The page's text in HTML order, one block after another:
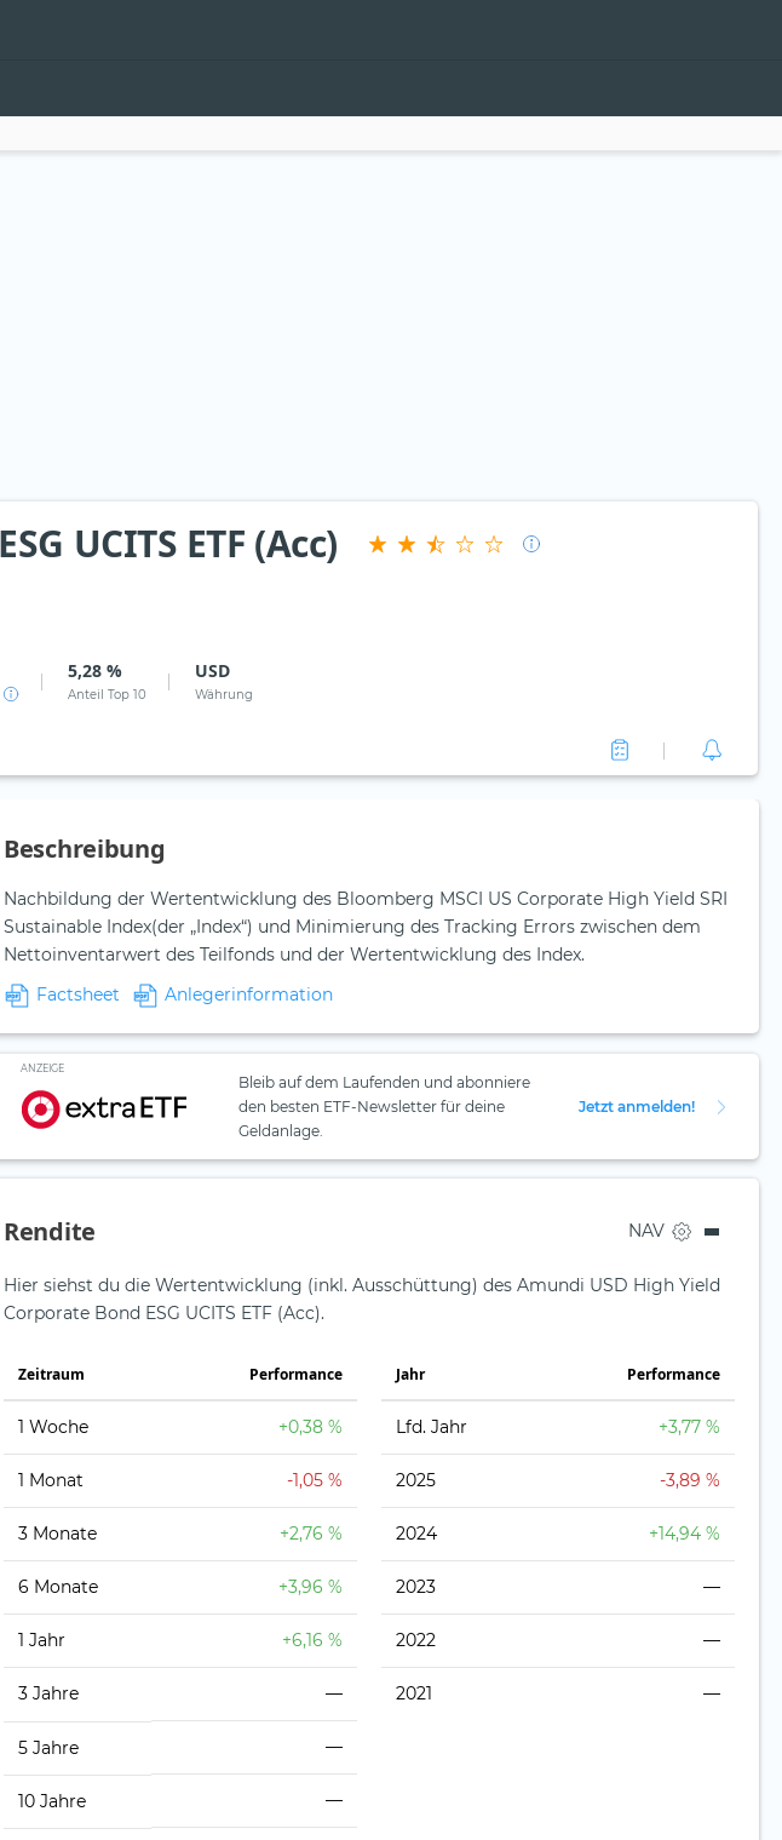
UCITS ETF (Acc)
5,28 %
Anteil Top 10
USD
Währung
Beschreibung
Nachbildung der Wertentwicklung des Bloomberg MSCI US Corporate High Yield SRI
Sustainable Index(der „Index“) und Minimierung des Tracking Errors zwischen dem
Nettoinventarwert des Teilfonds und der Wertentwicklung des Index.
Factsheet
Anlegerinformation
ANZEIGE
Bleib auf dem Laufenden und abonniere
den besten ETF-Newsletter für deine
Geldanlage.
Jetzt anmelden!
Rendite NAV
Hier siehst du die Wertentwicklung (inkl. Ausschüttung) des Amundi USD High Yield
Corporate Bond ESG UCITS ETF (Acc).
Zeit­raum Perfor­mance
1 Woche +0,38 %
1 Monat -1,05 %
3 Monate +2,76 %
6 Monate +3,96 %
1 Jahr +6,16 %
3 Jahre —
5 Jahre —
10 Jahre —
Jahr Perfor­mance
Lfd. Jahr +3,77 %
2025 -3,89 %
2024 +14,94 %
2023 —
2022 —
2021 —